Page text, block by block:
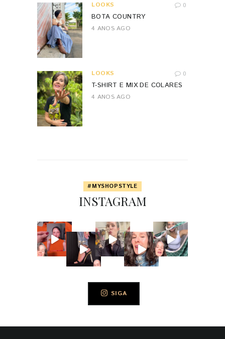
LOOKS 0
BOTA COUNTRY
4 ANOS AGO
LOOKS 0
T-SHIRT E MIX DE COLARES
4 ANOS AGO
#MYSHOPSTYLE
INSTAGRAM
SIGA